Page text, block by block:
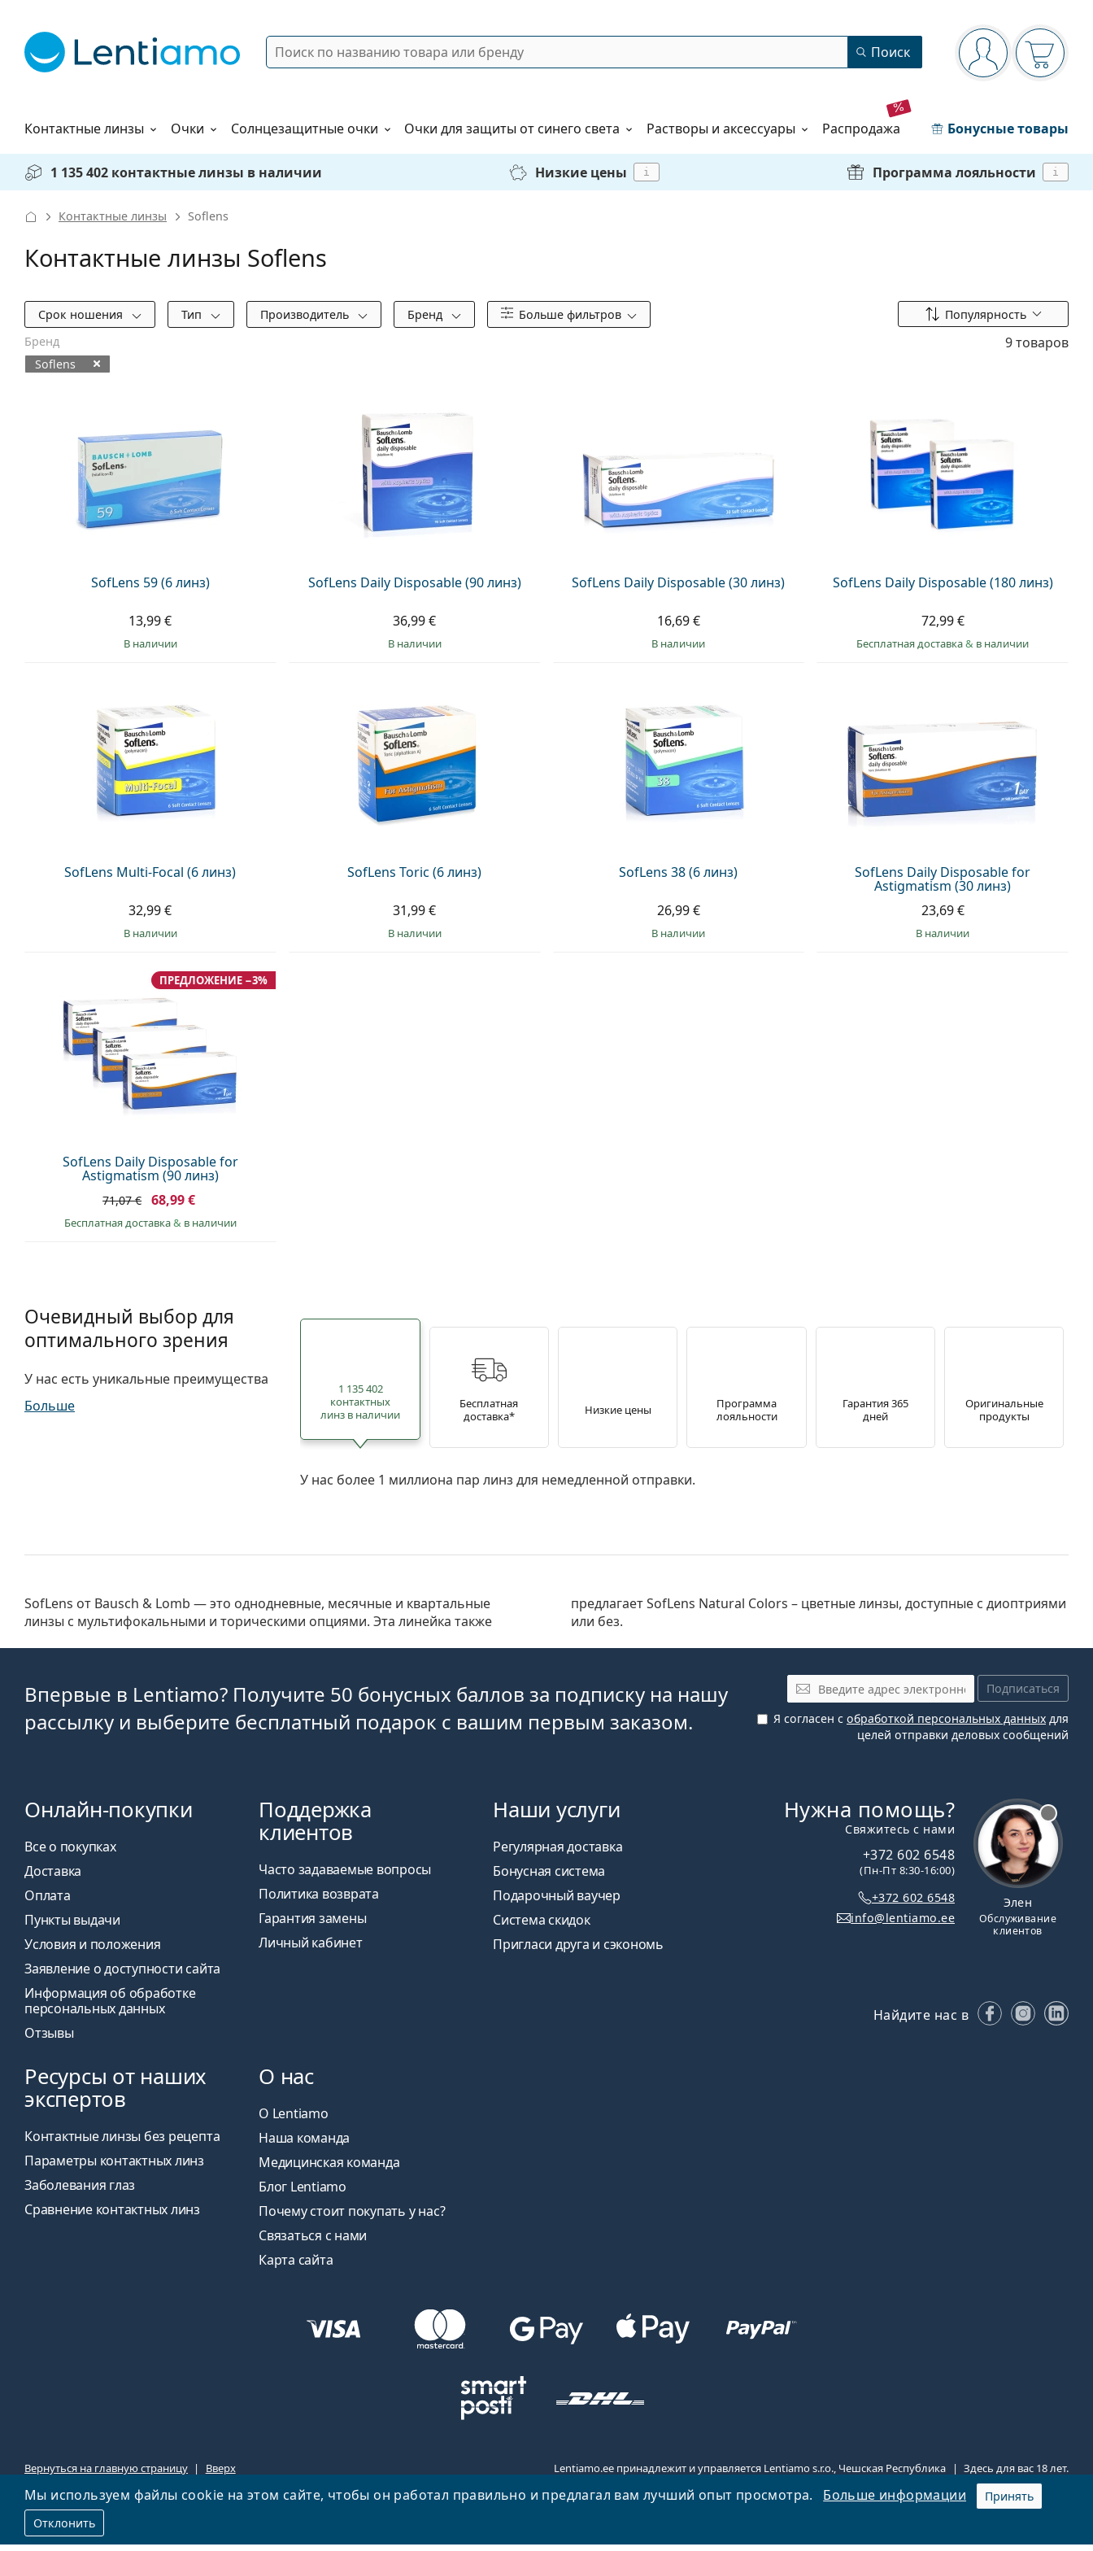
Мы используем файлы cookie на этом сайте, чтобы он работал правильно и предлагал вам лучший опыт просмотра. Больше информации
Принять
Отклонить
Панель навигации
Вы вошли вВаша
Поиск Поиск
Контактные линзы
Растворы Очки Солнцезащитные очки Очки для защиты от синего света Растворы и аксессуары распродажа Бонусные товары
Как заказать
1 135 402 контактные линзы в наличии Низкие цены i Программа лояльности i
Контактные линзы Soflens
Контактные линзы Soflens
Фильтры
Срок ношения Тип Производитель Бренд Больше фильтров Сортировать по
Популярность
Бренд
Soflens
9 товаров
SofLens 59 (6 линз)
13,99 €
в наличии
SofLens Daily Disposable (90 линз)
36,99 €
в наличии
SofLens Daily Disposable (30 линз)
16,69 €
в наличии
SofLens Daily Disposable (180 линз)
72,99 €
Бесплатная доставка& в наличии
SofLens Multi-Focal (6 линз)
32,99 €
в наличии
SofLens Toric (6 линз)
31,99 €
в наличии
SofLens 38 (6 линз)
26,99 €
в наличии
SofLens Daily Disposable for
Astigmatism (30 линз)
23,69 €
в наличии
SofLens Daily Disposable for
Astigmatism (90 линз)
ПРЕДЛОЖЕНИЕ −3%
71,07 € 68,99 €
Бесплатная доставка& в наличии
Очевидный выбор для
оптимального зрения
У нас есть уникальные преимущества
Больше
1 135 402
контактных
линз в наличии
Бесплатная
доставка*
Низкие цены
Программа
лояльности
Гарантия 365
дней
Оригинальные
продукты
У нас более 1 миллиона пар линз для немедленной отправки.
SofLens от Bausch & Lomb — это однодневные, месячные и квартальные
линзы с мультифокальными и торическими опциями. Эта линейка также
предлагает SofLens Natural Colors – цветные линзы, доступные с диоптриями
или без.
Впервые в Lentiamo? Получите 50 бонусных баллов за подписку на нашу
рассылку и выберите бесплатный подарок с вашим первым заказом.
Электронная почта
Подписаться
Я согласен с обработкой персональных данных для
целей отправки деловых сообщений
Элен
Обслуживание
клиентов
Нужна помощь?
Свяжитесь с нами
+372 602 6548
(Пн-Пт 8:30-16:00)
+372 602 6548
info@lentiamo.ee
Онлайн-покупки
Все о покупках
Доставка
Оплата
Пункты выдачи
Условия и положения
Заявление о доступности сайта
Информация об обработке
персональных данных
Отзывы
Поддержка
клиентов
Часто задаваемые вопросы
Политика возврата
Гарантия замены
Личный кабинет
Наши услуги
Регулярная доставка
Бонусная система
Подарочный ваучер
Система скидок
Пригласи друга и сэкономь
Ресурсы от наших
экспертов
Контактные линзы без рецепта
Параметры контактных линз
Заболевания глаз
Сравнение контактных линз
О нас
О Lentiamo
Наша команда
Медицинская команда
Блог Lentiamo
Почему стоит покупать у нас?
Связаться с нами
Карта сайта
Найдите нас в Facebook
Вернуться на главную страницу Вверх Lentiamo.ee принадлежит и управляется Lentiamo s.r.o., Чешская Республика Здесь для вас 18 лет.